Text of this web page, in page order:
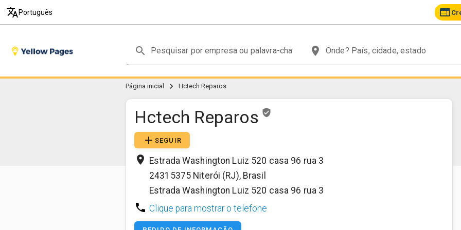
translate Português web
search place
Página inicial chevron_right Hctech Reparos
Hctech Reparos verified_user
add SEGUIR
place Estrada Washington Luiz 520 casa 96 rua 3
24315375 Niterói (RJ), Brasil
Estrada Washington Luiz 520 casa 96 rua 3
phone Clique para mostrar o telefone